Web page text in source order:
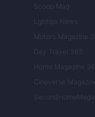
Scoop Mag
Lgbtqia News
Motors Magazine
Day Travel 365
Home Magazine
Cineverse Magazine